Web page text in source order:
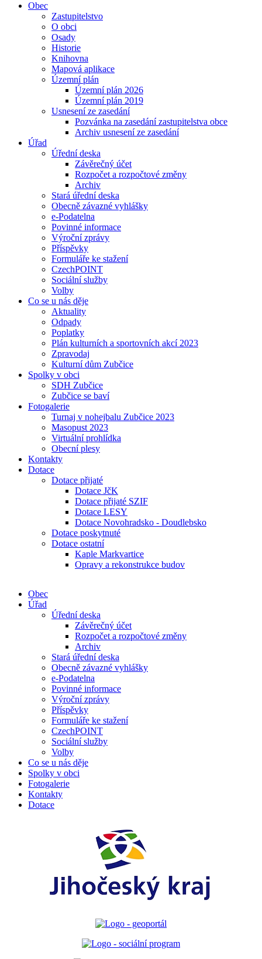
Obec
Zastupitelstvo
O obci
Osady
Historie
Knihovna
Mapová aplikace
Územní plán
Územní plán 2026
Územní plán 2019
Usnesení ze zasedání
Pozvánka na zasedání zastupitelstva obce
Archiv usnesení ze zasedání
Úřad
Úřední deska
Závěrečný účet
Rozpočet a rozpočtové změny
Archiv
Stará úřední deska
Obecně závazné vyhlášky
e-Podatelna
Povinné informace
Výroční zprávy
Příspěvky
Formuláře ke stažení
CzechPOINT
Sociální služby
Volby
Co se u nás děje
Aktuality
Odpady
Poplatky
Plán kulturních a sportovních akcí 2023
Zpravodaj
Kulturní dům Zubčice
Spolky v obci
SDH Zubčice
Zubčice se baví
Fotogalerie
Turnaj v nohejbalu Zubčice 2023
Masopust 2023
Virtuální prohlídka
Obecní plesy
Kontakty
Dotace
Dotace přijaté
Dotace JčK
Dotace přijaté SZIF
Dotace LESY
Dotace Novohradsko - Doudlebsko
Dotace poskytnuté
Dotace ostatní
Kaple Markvartice
Opravy a rekonstrukce budov
Obec
Úřad
Úřední deska
Závěrečný účet
Rozpočet a rozpočtové změny
Archiv
Stará úřední deska
Obecně závazné vyhlášky
e-Podatelna
Povinné informace
Výroční zprávy
Příspěvky
Formuláře ke stažení
CzechPOINT
Sociální služby
Volby
Co se u nás děje
Spolky v obci
Fotogalerie
Kontakty
Dotace